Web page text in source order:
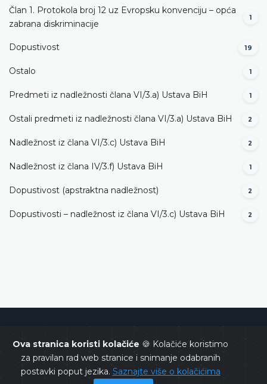
Ova stranica koristi kolačiće 🍪 Kolačiće koristimo
za pravilan rad web stranice i snimanje odabranih
postavki poput jezika. Saznajte više o kolačićima
Član 1. Protokola broj 12 uz Evropsku konvenciju – opća
zabrana diskriminacije
1
Dopustivost 19
Ostalo 1
Predmeti iz nadležnosti člana VI/3.а) Ustava BiH 1
Ostali predmeti iz nadležnosti člana VI/3.а) Ustava BiH 2
Nadležnost iz člana VI/3.c) Ustava BiH 2
Nadležnost iz člana IV/3.f) Ustava BiH 1
Dopustivost (apstraktna nadležnost) 2
Dopustivosti – nadležnost iz člana VI/3.c) Ustava BiH 2